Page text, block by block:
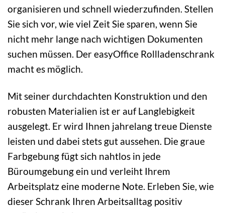
organisieren und schnell wiederzufinden. Stellen
Sie sich vor, wie viel Zeit Sie sparen, wenn Sie
nicht mehr lange nach wichtigen Dokumenten
suchen müssen. Der easyOffice Rollladenschrank
macht es möglich.
Mit seiner durchdachten Konstruktion und den
robusten Materialien ist er auf Langlebigkeit
ausgelegt. Er wird Ihnen jahrelang treue Dienste
leisten und dabei stets gut aussehen. Die graue
Farbgebung fügt sich nahtlos in jede
Büroumgebung ein und verleiht Ihrem
Arbeitsplatz eine moderne Note. Erleben Sie, wie
dieser Schrank Ihren Arbeitsalltag positiv